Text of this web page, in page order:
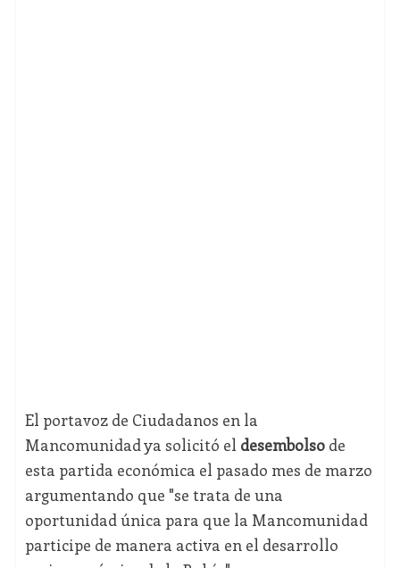
El portavoz de Ciudadanos en la
Mancomunidad ya solicitó el desembolsode
esta partida económica el pasado mes de marzo
argumentando que "se trata de una
oportunidad única para que la Mancomunidad
participe de manera activa en el desarrollo